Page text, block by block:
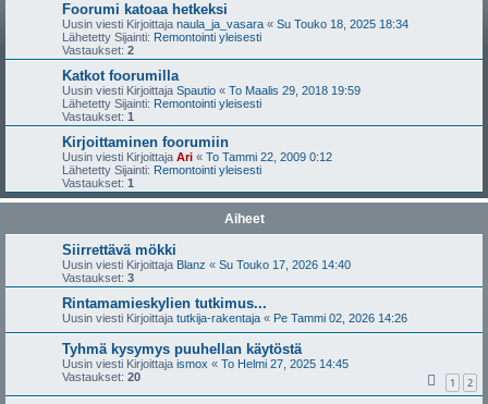
Foorumi katoaa hetkeksi
Uusin viesti Kirjoittaja naula_ja_vasara « Su Touko 18, 2025 18:34
Lähetetty Sijainti: Remontointi yleisesti
Vastaukset: 2
Katkot foorumilla
Uusin viesti Kirjoittaja Spautio « To Maalis 29, 2018 19:59
Lähetetty Sijainti: Remontointi yleisesti
Vastaukset: 1
Kirjoittaminen foorumiin
Uusin viesti Kirjoittaja Ari « To Tammi 22, 2009 0:12
Lähetetty Sijainti: Remontointi yleisesti
Vastaukset: 1
Aiheet
Siirrettävä mökki
Uusin viesti Kirjoittaja Blanz « Su Touko 17, 2026 14:40
Vastaukset: 3
Rintamamieskylien tutkimus...
Uusin viesti Kirjoittaja tutkija-rakentaja « Pe Tammi 02, 2026 14:26
Tyhmä kysymys puuhellan käytöstä
Uusin viesti Kirjoittaja ismox « To Helmi 27, 2025 14:45
Vastaukset: 20 1 2